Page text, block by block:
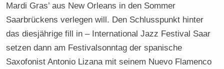
Mardi Gras’ aus New Orleans in den Sommer
Saarbrückens verlegen will. Den Schlusspunkt hinter
das diesjährige fill in – International Jazz Festival Saar
setzen dann am Festivalsonntag der spanische
Saxofonist Antonio Lizana mit seinem Nuevo Flamenco